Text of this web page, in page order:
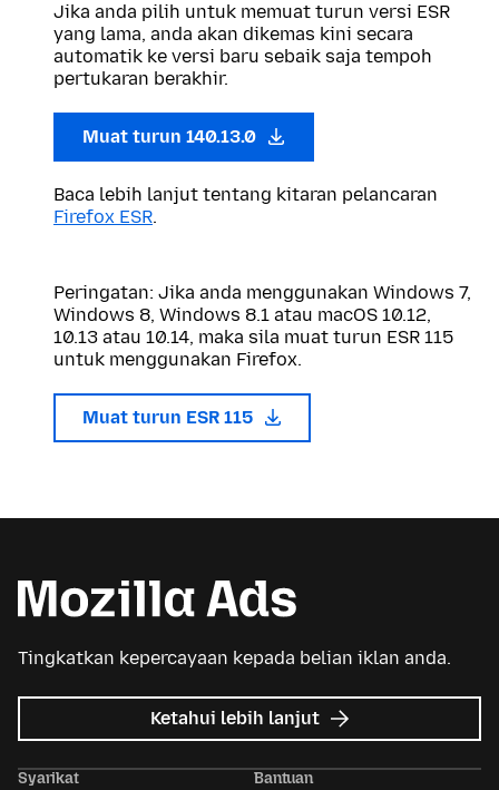
Jika anda pilih untuk memuat turun versi ESR
yang lama, anda akan dikemas kini secara
automatik ke versi baru sebaik saja tempoh
pertukaran berakhir.
Muat turun 140.13.0
Baca lebih lanjut tentang kitaran pelancaran
Firefox ESR.
Peringatan: Jika anda menggunakan Windows 7,
Windows 8, Windows 8.1 atau macOS 10.12,
10.13 atau 10.14, maka sila muat turun ESR 115
untuk menggunakan Firefox.
Muat turun ESR 115
Tingkatkan kepercayaan kepada belian iklan anda.
Ketahui lebih lanjut tentang
Iklan
Syarikat Bantuan